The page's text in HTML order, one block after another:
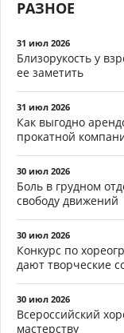
РАЗНОЕ
31 июл 2026
Близорукость у
ее заметить
31 июл 2026
Как выгодно
прокатной
30 июл 2026
Боль в грудном
свободу движений
30 июл 2026
Конкурс по
дают творческие
30 июл 2026
Всероссийский
мастерству